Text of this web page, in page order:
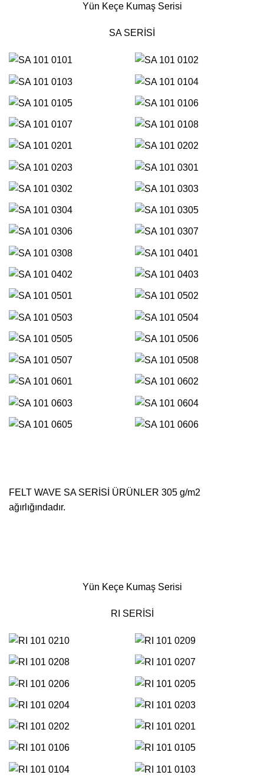
Yün Keçe Kumaş Serisi
SA SERİSİ
FELT WAVE SA SERİSİ ÜRÜNLER 305 g/m2
ağırlığındadır.
Yün Keçe Kumaş Serisi
RI SERİSİ